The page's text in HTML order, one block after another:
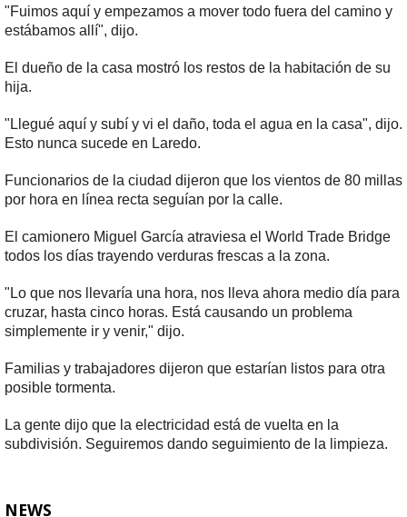
"Fuimos aquí y empezamos a mover todo fuera del camino y
estábamos allí", dijo.
El dueño de la casa mostró los restos de la habitación de su
hija.
"Llegué aquí y subí y vi el daño, toda el agua en la casa", dijo.
Esto nunca sucede en Laredo.
Funcionarios de la ciudad dijeron que los vientos de 80 millas
por hora en línea recta seguían por la calle.
El camionero Miguel García atraviesa el World Trade Bridge
todos los días trayendo verduras frescas a la zona.
"Lo que nos llevaría una hora, nos lleva ahora medio día para
cruzar, hasta cinco horas. Está causando un problema
simplemente ir y venir," dijo.
Familias y trabajadores dijeron que estarían listos para otra
posible tormenta.
La gente dijo que la electricidad está de vuelta en la
subdivisión. Seguiremos dando seguimiento de la limpieza.
NEWS